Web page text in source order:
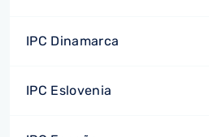
IPC Dinamarca
IPC Eslovenia